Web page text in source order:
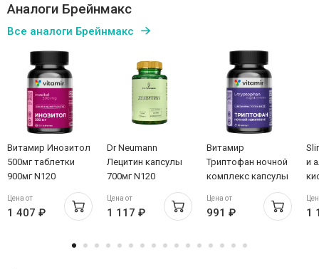
Аналоги Брейнмакс
Все аналоги Брейнмакс
Витамир Инозитол
500мг таблетки
900мг N120
Цена от
1 407 ₽
Dr Neumann
Лецитин капсулы
700мг N120
Цена от
1 117 ₽
Витамир
Триптофан ночной
комплекс капсулы
Цена от
991 ₽
и
1